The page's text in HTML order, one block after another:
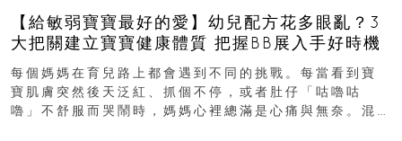
【給敏弱寶寶最好的愛】幼兒配方花多眼亂？3
大把關建立寶寶健康體質 把握BB展入手好時機
每個媽媽在育兒路上都會遇到不同的挑戰。每當看到寶
寶肌膚突然後天泛紅、抓個不停，或者肚仔「咕嚕咕
嚕」不舒服而哭鬧時，媽媽心裡總滿是心痛與無奈。混